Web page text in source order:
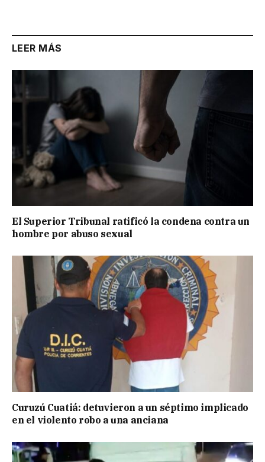
LEER MÁS
El Superior Tribunal ratificó la condena contra un
hombre por abuso sexual
Curuzú Cuatiá: detuvieron a un séptimo implicado
en el violento robo a una anciana